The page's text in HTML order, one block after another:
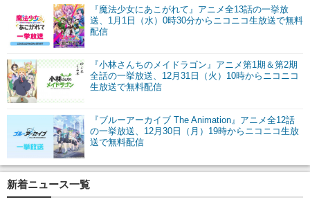
『魔法少女にあこがれて』アニメ全13話の一挙放
送、1月1日（水）0時30分からニコニコ生放送で無料
配信
『小林さんちのメイドラゴン』アニメ第1期＆第2期
全話の一挙放送、12月31日（火）10時からニコニコ
生放送で無料配信
『ブルーアーカイブ The Animation』アニメ全12話
の一挙放送、12月30日（月）19時からニコニコ生放
送で無料配信
新着ニュース一覧